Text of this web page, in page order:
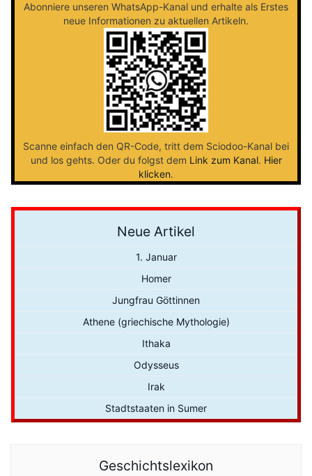
Abonniere unseren WhatsApp-Kanal und erhalte als Erstes
neue Informationen zu aktuellen Artikeln.
Scanne einfach den QR-Code, tritt dem Sciodoo-Kanal bei
und los gehts. Oder du folgst dem Link zum Kanal. Hier
klicken.
Neue Artikel
1. Januar
Homer
Jungfrau Göttinnen
Athene (griechische Mythologie)
Ithaka
Odysseus
Irak
Stadtstaaten in Sumer
Geschichtslexikon